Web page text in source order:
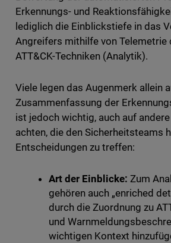
Erkennungs- und
lediglich die Einblickstiefe in das
Angreifers mithilfe von Telemetrie
ATT&CK-Techniken (Analytik).
Viele legen das Augenmerk allein
Zusammenfassung der
ist jedoch wichtig, auch auf
achten, die den Sicherheitsteams
Entscheidungen zu treffen:
Art der Einblicke: Zum
gehören auch „enriched
durch die Zuordnung zu
und
wichtigen Kontext